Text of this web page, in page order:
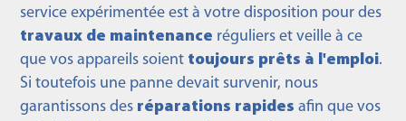
service expérimentée est à votre disposition pour des
travaux de maintenance réguliers et veille à ce
que vos appareils soient toujours prêts à l'emploi.
Si toutefois une panne devait survenir, nous
garantissons des réparations rapides afin que vos